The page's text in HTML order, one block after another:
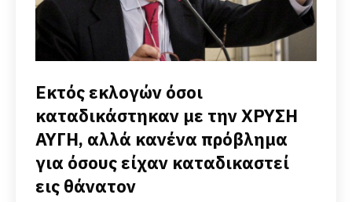
Εκτός εκλογών όσοι
καταδικάστηκαν με την ΧΡΥΣΗ
ΑΥΓΗ, αλλά κανένα πρόβλημα
για όσους είχαν καταδικαστεί
εις θάνατον